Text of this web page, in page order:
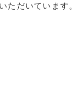
ただいています。